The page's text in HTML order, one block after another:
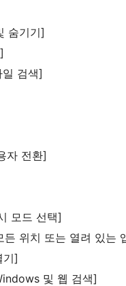
숨기기]
검색]
자 전환]
모드 선택]
위치 또는 열려 있는
기]
및 웹 검색]